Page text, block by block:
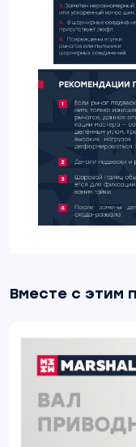
Вместе с этим